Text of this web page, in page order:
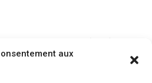
aux
en lecture (Brut)